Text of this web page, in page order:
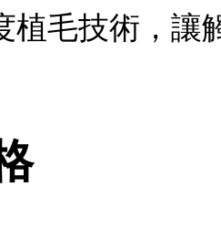
植毛技術，讓